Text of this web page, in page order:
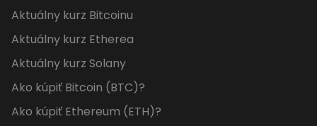
Aktuálny kurz Bitcoinu
Aktuálny kurz Etherea
Aktuálny kurz Solany
Ako kúpiť Bitcoin (BTC)?
Ako kúpiť Ethereum (ETH)?